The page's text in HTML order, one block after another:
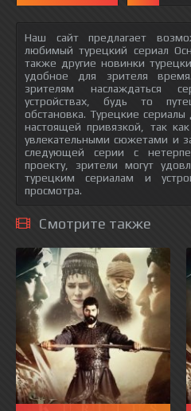
Наш сайт предлагает
любимый турецкий сериал
также другие новинки
удобное для зрителя
зрителям наслаждаться
устройствах, будь то
обстановка. Турецкие сериалы
настоящей привязкой, так
увлекательными сюжетами и
следующей серии с
проекту, зрители могут
турецким сериалам и
просмотра.
Смотрите также